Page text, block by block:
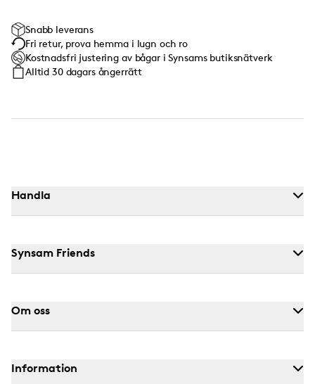
Snabb leverans
Fri retur, prova hemma i lugn och ro
Kostnadsfri justering av bågar i Synsams butiksnätverk
Alltid 30 dagars ångerrätt
Handla
Synsam Friends
Om oss
Information